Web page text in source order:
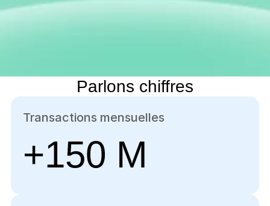
Parlons chiffres
Transactions mensuelles
+150 M